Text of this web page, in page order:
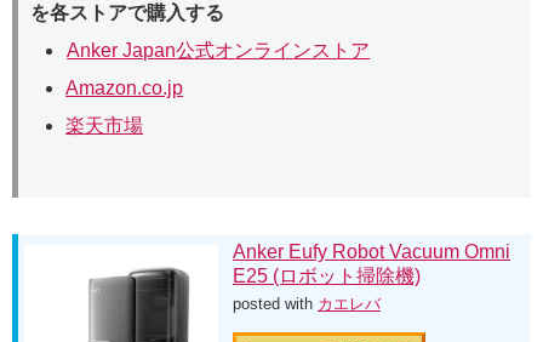
を各ストアで購入する
Anker Japan公式オンラインストア
Amazon.co.jp
楽天市場
Anker Eufy Robot Vacuum Omni
E25 (ロボット掃除機)
posted with カエレバ